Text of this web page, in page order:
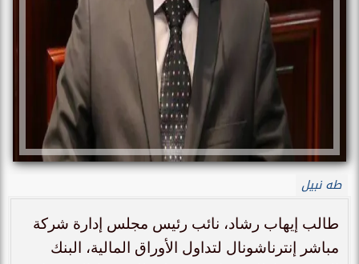
طه نبيل
طالب إيهاب رشاد، نائب رئيس مجلس إدارة شركة
مباشر إنترناشونال لتداول الأوراق المالية، البنك